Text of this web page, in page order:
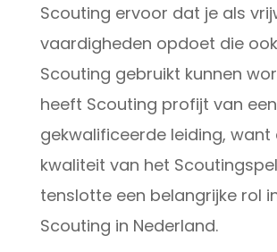
Scouting ervoor dat je als
vaardigheden opdoet die
Scouting gebruikt kunnen
heeft Scouting profijt van een
gekwalificeerde leiding, want
kwaliteit van het
tenslotte een belangrijke rol
Scouting in Nederland.